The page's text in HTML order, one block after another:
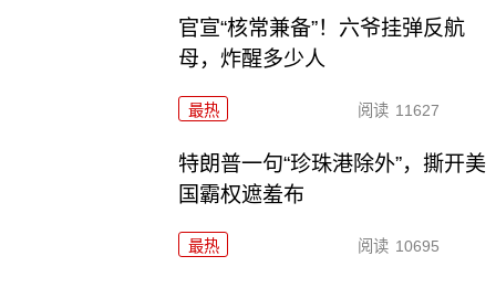
官宣“核常兼备”！六爷挂弹反航
母，炸醒多少人
最热 阅读 11627
特朗普一句“珍珠港除外”，撕开美
国霸权遮羞布
最热 阅读 10695